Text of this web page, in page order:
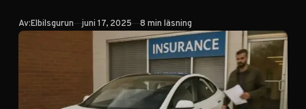
ng Introduktion till
privatleasing av
elbilar Vad är
privatleasing av
elbil? Fördelar…
Av:Elbilsgurun Publicerad
juni 17, 2025 8 min läsning